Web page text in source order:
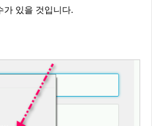
가 있을 것입니다.